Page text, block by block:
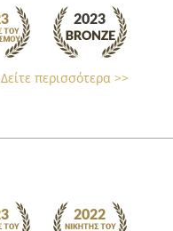
Δείτε περισσότερα >>